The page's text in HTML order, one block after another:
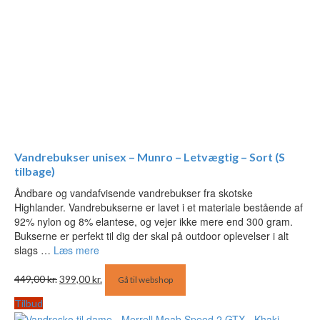
Vandrebukser unisex – Munro – Letvægtig – Sort (S
tilbage)
Åndbare og vandafvisende vandrebukser fra skotske
Highlander. Vandrebukserne er lavet i et materiale bestående af
92% nylon og 8% elantese, og vejer ikke mere end 300 gram.
Bukserne er perfekt til dig der skal på outdoor oplevelser i alt
slags … Læs mere
449,00kr.oprindelige
var:
399,00kr.aktuelle
pris
Gå til webshop
Tilbud